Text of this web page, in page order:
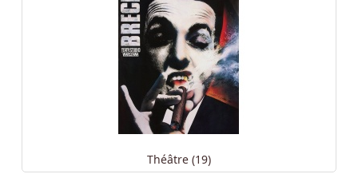
Théâtre (19)